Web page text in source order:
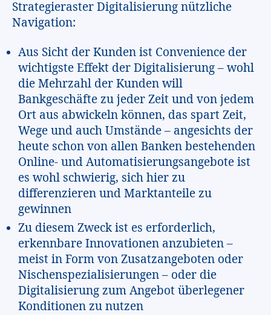
Strategieraster Digitalisierung nützliche
Navigation:
Aus Sicht der Kunden ist Convenience der
wichtigste Effekt der Digitalisierung – wohl
die Mehrzahl der Kunden will
Bankgeschäfte zu jeder Zeit und von jedem
Ort aus abwickeln können, das spart Zeit,
Wege und auch Umstände – angesichts der
heute schon von allen Banken bestehenden
Online- und Automatisierungsangebote ist
es wohl schwierig, sich hier zu
differenzieren und Marktanteile zu
gewinnen
Zu diesem Zweck ist es erforderlich,
erkennbare Innovationen anzubieten –
meist in Form von Zusatzangeboten oder
Nischenspezialisierungen – oder die
Digitalisierung zum Angebot überlegener
Konditionen zu nutzen